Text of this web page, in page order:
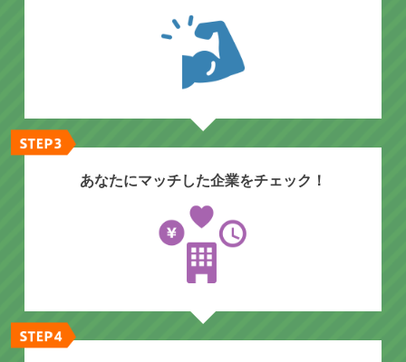
あなたにマッチした企業をチェック！